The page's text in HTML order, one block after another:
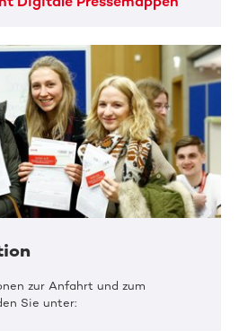
zur Anfahrt und zum
Sie unter: